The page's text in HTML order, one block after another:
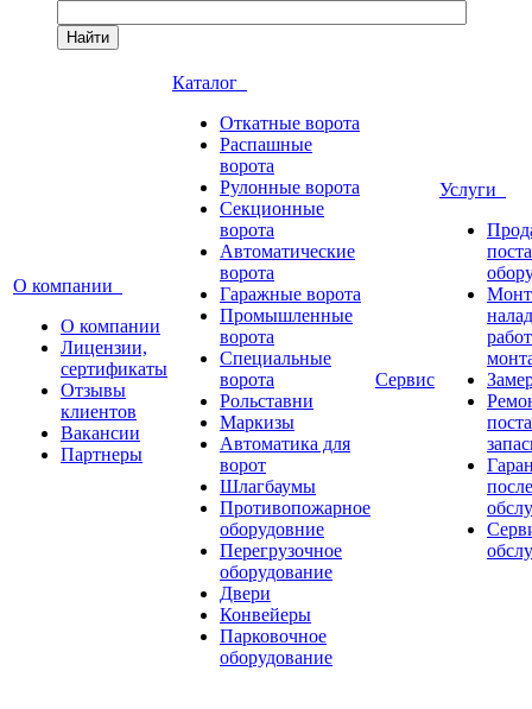
Найти
О компании
О компании
Лицензии,
сертификаты
Отзывы
клиентов
Вакансии
Партнеры
Каталог
Откатные ворота
Распашные
ворота
Рулонные ворота
Секционные
ворота
Автоматические
ворота
Гаражные ворота
Промышленные
ворота
Специальные
ворота
Рольставни
Маркизы
Автоматика для
ворот
Шлагбаумы
Противопожарное
оборудовние
Перегрузочное
оборудование
Двери
Конвейеры
Парковочное
оборудование
Сервис
Услуги